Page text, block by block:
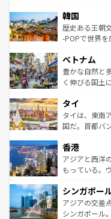
はコンテンツ一
いる。アクテ
ビング、ハイ
い。オースト
参照してほしい
ン）、静ひつ
と山間の静け
驚きをもたら
容にもいいと
照してほしい。
韓国
歴史ある王朝
-POPで世界
き、地方に足
できる。そし
まで、さまざ
リティに包ま
覧を参照して
ベトナム
豊かな自然と
く伸びる国土
急速な発展と
ーチミン市の
醸し出してい
とつ。フォー
ひ現地で味わ
が旅行者を迎
参照してほしい
タイ
タイは、東南
国だ。首都バ
の活気が交差
帯で自然と触
いビーチでリ
激する。気候
が待っている
た文化、そし
香港
アジアと西洋
もっている。
み、どこを訪
ており、効率
うな絶景から
シンガポー
アジアの交差
シンガポール